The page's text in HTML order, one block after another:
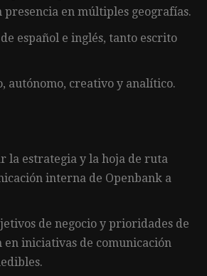
presencia en múltiples geografías.
español e inglés, tanto escrito
autónomo, creativo y analítico.
la estrategia y la hoja de ruta
interna de Openbank a
de negocio y prioridades de
iniciativas de comunicación